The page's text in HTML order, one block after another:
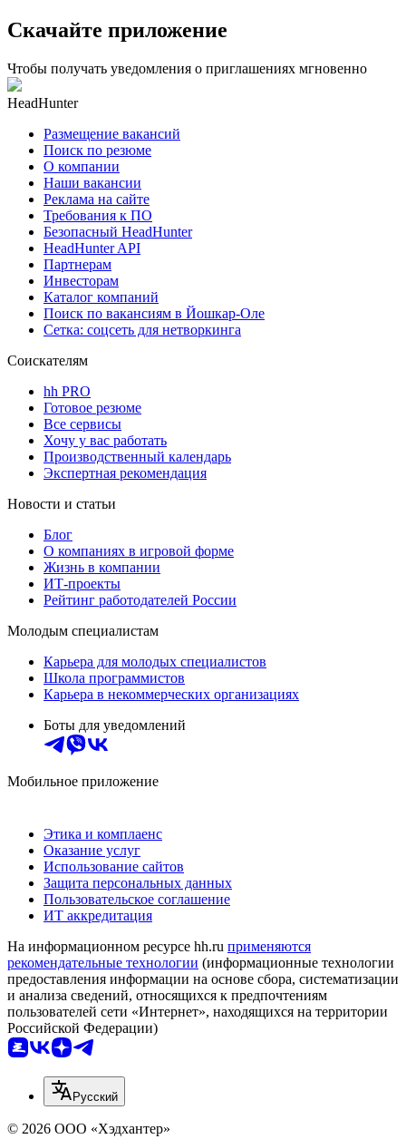
Скачайте приложение
Чтобы получать уведомления о приглашениях мгновенно
HeadHunter
Размещение вакансий
Поиск по резюме
О компании
Наши вакансии
Реклама на сайте
Требования к ПО
Безопасный HeadHunter
HeadHunter API
Партнерам
Инвесторам
Каталог компаний
Поиск по вакансиям в Йошкар-Оле
Сетка: соцсеть для нетворкинга
Соискателям
hh PRO
Готовое резюме
Все сервисы
Хочу у вас работать
Производственный календарь
Экспертная рекомендация
Новости и статьи
Блог
О компаниях в игровой форме
Жизнь в компании
ИТ-проекты
Рейтинг работодателей России
Молодым специалистам
Карьера для молодых специалистов
Школа программистов
Карьера в некоммерческих организациях
Боты для уведомлений
Мобильное приложение
Этика и комплаенс
Оказание услуг
Использование сайтов
Защита персональных данных
Пользовательское соглашение
ИТ аккредитация
На информационном ресурсе hh.ru применяются
рекомендательные технологии (информационные технологии
предоставления информации на основе сбора, систематизации
и анализа сведений, относящихся к предпочтениям
пользователей сети «Интернет», находящихся на территории
Российской Федерации)
Русский
© 2026 ООО «Хэдхантер»